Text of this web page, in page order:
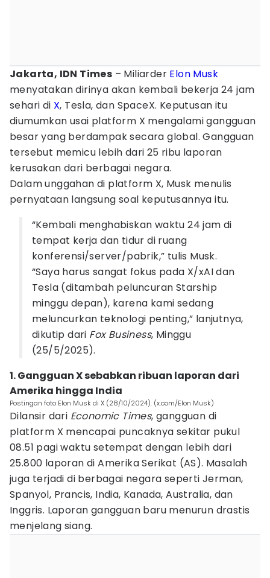
Jakarta, IDN Times – Miliarder Elon Musk
menyatakan dirinya akan kembali bekerja 24 jam
sehari di X, Tesla, dan SpaceX. Keputusan itu
diumumkan usai platform X mengalami gangguan
besar yang berdampak secara global. Gangguan
tersebut memicu lebih dari 25 ribu laporan
kerusakan dari berbagai negara.
Dalam unggahan di platform X, Musk menulis
pernyataan langsung soal keputusannya itu.
“Kembali menghabiskan waktu 24 jam di
tempat kerja dan tidur di ruang
konferensi/server/pabrik,” tulis Musk.
“Saya harus sangat fokus pada X/xAI dan
Tesla (ditambah peluncuran Starship
minggu depan), karena kami sedang
meluncurkan teknologi penting,” lanjutnya,
dikutip dari Fox Business, Minggu
(25/5/2025).
1. Gangguan X sebabkan ribuan laporan dari
Amerika hingga India
Postingan foto Elon Musk di X (28/10/2024). (x.com/Elon Musk)
Dilansir dari Economic Times, gangguan di
platform X mencapai puncaknya sekitar pukul
08.51 pagi waktu setempat dengan lebih dari
25.800 laporan di Amerika Serikat (AS). Masalah
juga terjadi di berbagai negara seperti Jerman,
Spanyol, Prancis, India, Kanada, Australia, dan
Inggris. Laporan gangguan baru menurun drastis
menjelang siang.